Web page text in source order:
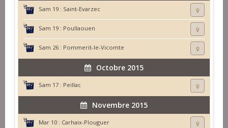
Sam 19 : Saint-Evarzec
Sam 19 : Poullaouen
Sam 26 : Pommerit-le-Vicomte
Octobre 2015
Sam 17 : Peillac
Novembre 2015
Mar 10 : Carhaix-Plouguer